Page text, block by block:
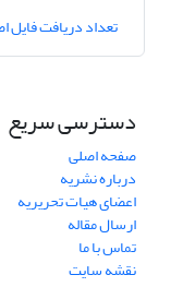
تعداد دریافت فایل
دسترسی سریع
صفحه اصلی
درباره نشریه
اعضای هیات تحریریه
ارسال مقاله
تماس با ما
نقشه سایت